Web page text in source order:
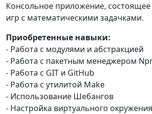
Консольное приложение,
игр с математическими задачками.
Приобретенные навыки:
- Работа с модулями и абстракцией
- Работа с пакетным менеджером
- Работа с GIT и GitHub
- Работа с утилитой Make
- Использование Шебангов
- Настройка виртуального